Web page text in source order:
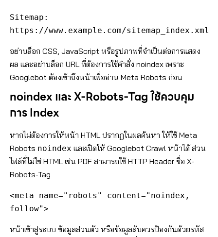
Sitemap:
https://www.example.com/sitemap_index.xml
อย่าบล็อก CSS, JavaScript หรือรูปภาพที่จำเป็นต่อการแสดง
ผล และอย่าบล็อก URL ที่ต้องการใช้คำสั่ง noindex เพราะ
Googlebot ต้องเข้าถึงหน้าเพื่ออ่าน Meta Robots ก่อน
noindex และ X-Robots-Tag ใช้ควบคุม
การ Index
หากไม่ต้องการให้หน้า HTML ปรากฏในผลค้นหา ให้ใช้ Meta
Robots noindex และเปิดให้ Googlebot Crawl หน้าได้ ส่วน
ไฟล์ที่ไม่ใช่ HTML เช่น PDF สามารถใช้ HTTP Header ชื่อ X-
Robots-Tag
<meta name="robots" content="noindex,
follow">
หน้าเข้าสู่ระบบ ข้อมูลส่วนตัว หรือข้อมูลลับควรป้องกันด้วยรหัส